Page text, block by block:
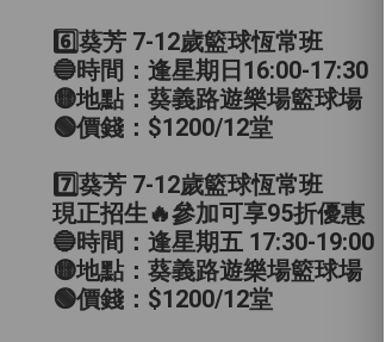
6️⃣葵芳 7-12歲籃球恆常班
🔵時間：逢星期日16:00-17:30
🟡地點：葵義路遊樂場籃球場
🟢價錢：$1200/12堂
7️⃣葵芳 7-12歲籃球恆常班
現正招生🔥參加可享95折優惠
🔵時間：逢星期五 17:30-19:00
🟡地點：葵義路遊樂場籃球場
🟢價錢：$1200/12堂